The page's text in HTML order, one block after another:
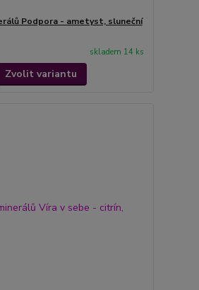
Podpora - ametyst, sluneční
skladem 14 ks
Zvolit variantu